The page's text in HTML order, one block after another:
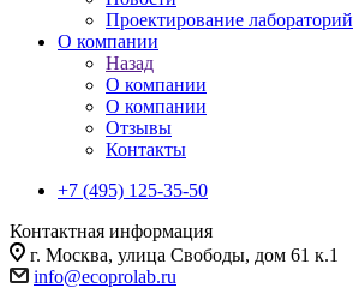
Проектирование лабораторий
О компании
Назад
О компании
О компании
Отзывы
Контакты
+7 (495) 125-35-50
Контактная информация
г. Москва, улица Свободы, дом 61 к.1
info@ecoprolab.ru